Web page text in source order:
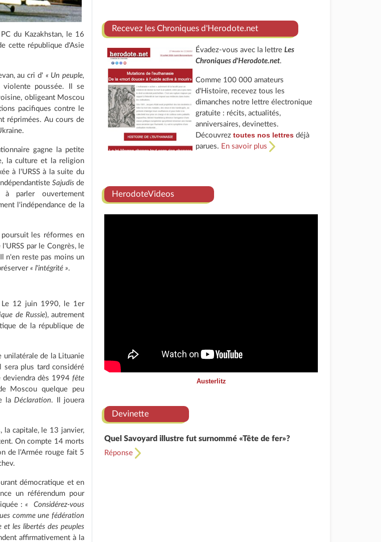
du Kazakhstan, le 16
cette république d'Asie
au cri d' « Un peuple,
violente poussée. Il se
obligeant Moscou
pacifiques contre le
réprimées. Au cours de
gagne la petite
la culture et la religion
à l'URSS à la suite du
Sajudisde
à parler ouvertement
l'indépendance de la
les réformes en
par le Congrès, le
n'en reste pas moins un
« l'intégrité ».
Le 12 juin 1990, le 1er
de Russie), autrement
de la république de
unilatérale de la Lituanie
plus tard considéré
deviendra dès 1994 fête
Moscou quelque peu
laDéclaration. Il jouera
la capitale, le 13 janvier,
On compte 14 morts
de l'Armée rouge fait 5
démocratique et en
un référendum pour
:« Considérez-vous
comme une fédération
les libertés des peuples
affirmativement à la
Recevez les Chroniques d'Herodote.net
Évadez-vous avec la lettreLes
Chroniques d'Herodote.net.
Comme 100 000 amateurs
d'Histoire, recevez tous les
dimanches notre lettre électronique
gratuite : récits, actualités,
anniversaires, devinettes.
Découvreztoutes nos lettres déjà
parues. En savoir plus
HerodoteVideos
Austerlitz
Devinette
Quel Savoyard illustre fut surnommé «Tête de fer»?
Réponse